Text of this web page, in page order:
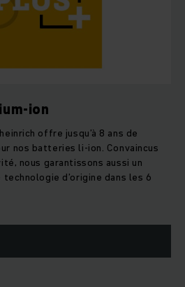
ion
offre jusqu’à 8 ans de
nos batteries li-ion. Convaincus
nous garantissons aussi un
d’origine dans les 6